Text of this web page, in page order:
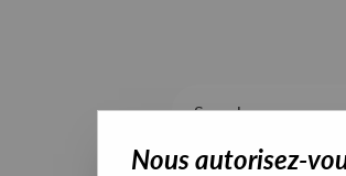
Nous autorisez-